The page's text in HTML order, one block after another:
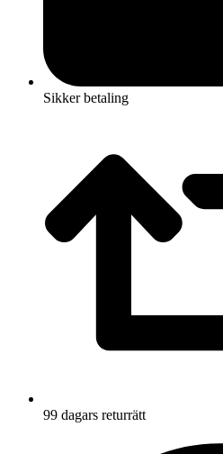
Sikker betaling
99 dagars returrätt